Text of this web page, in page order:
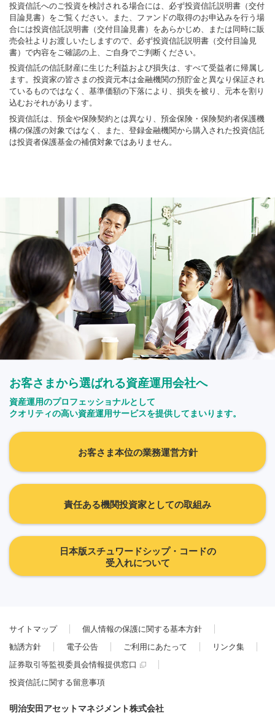
投資信託へのご投資を検討される場合には、必ず投資信託説明書（交付
目論見書）をご覧ください。また、ファンドの取得のお申込みを行う場
合には投資信託説明書（交付目論見書）をあらかじめ、または同時に販
売会社よりお渡しいたしますので、必ず投資信託説明書（交付目論見
書）で内容をご確認の上、ご自身でご判断ください。
投資信託の信託財産に生じた利益および損失は、すべて受益者に帰属し
ます。投資家の皆さまの投資元本は金融機関の預貯金と異なり保証され
ているものではなく、基準価額の下落により、損失を被り、元本を割り
込むおそれがあります。
投資信託は、預金や保険契約とは異なり、預金保険・保険契約者保護機
構の保護の対象ではなく、また、登録金融機関から購入された投資信託
は投資者保護基金の補償対象ではありません。
お客さまから選ばれる資産運用会社へ
資産運用のプロフェッショナルとして
クオリティの高い資産運用サービスを提供してまいります。
お客さま本位の業務運営方針
責任ある機関投資家としての取組み
日本版スチュワードシップ・コードの
受入れについて
サイトマップ
個人情報の保護に関する基本方針
勧誘方針
電子公告 ご利用にあたって
リンク集
証券取引等監視委員会情報提供窓口
投資信託に関する留意事項
明治安田アセットマネジメント株式会社